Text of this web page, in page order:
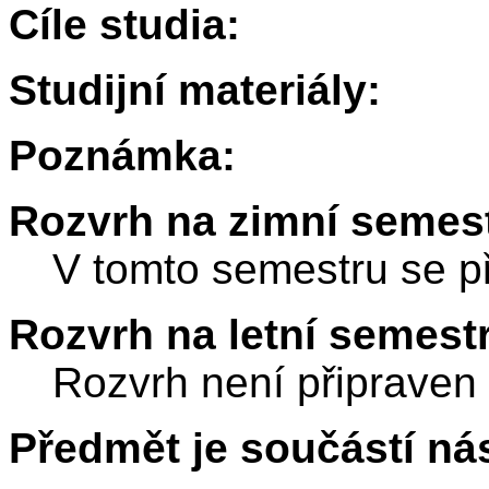
Cíle studia:
Studijní materiály:
Poznámka:
Rozvrh na zimní
V tomto semestru se
Rozvrh na letní
Rozvrh není připraven
Předmět je součástí